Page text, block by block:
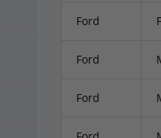
Ford
Ford
Ford